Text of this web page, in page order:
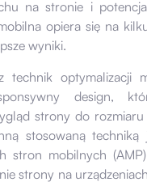
na stronie i
opiera się na
wyniki.
z technik optymalizacji
design,
strony do rozmiaru
stosowaną techniką
stron mobilnych
strony na